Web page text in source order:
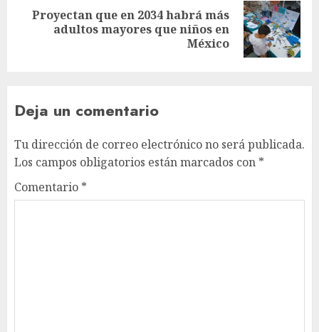
Proyectan que en 2034 habrá más
adultos mayores que niños en
México
Deja un comentario
Tu dirección de correo electrónico no será publicada.
Los campos obligatorios están marcados con *
Comentario *